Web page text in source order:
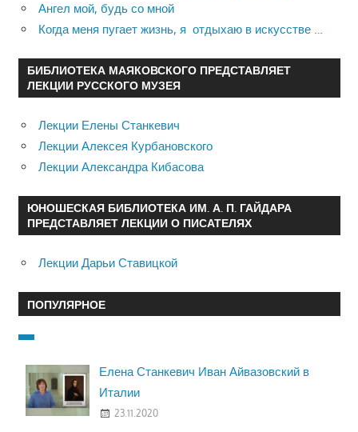
Ангел мой, будь со мной
Когда меня пугает жизнь, я отдыхаю в искусстве …
БИБЛИОТЕКА МАЯКОВСКОГО ПРЕДСТАВЛЯЕТ
ЛЕКЦИИ РУССКОГО МУЗЕЯ
Лекции Елены Станкевич
Лекции Алексея Курбановского
Лекции Александра Кибасова
ЮНОШЕСКАЯ БИБЛИОТЕКА ИМ. А. П. ГАЙДАРА
ПРЕДСТАВЛЯЕТ ЛЕКЦИИ О ПИСАТЕЛЯХ
Лекции Дарьи Ставицкой
ПОПУЛЯРНОЕ
Елена Станкевич Иван Айвазовский в
Италии
23.11.2020